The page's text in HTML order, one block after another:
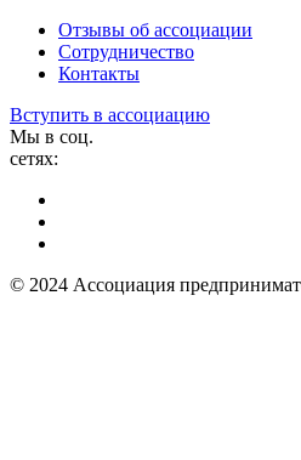
Отзывы об ассоциации
Сотрудничество
Контакты
Вступить в ассоциацию
Мы в соц.
сетях:
© 2024 Ассоциация